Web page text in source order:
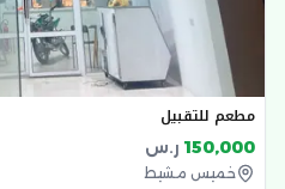
مطعم للتقبيل
150,000 ر.س
خميس مشيط